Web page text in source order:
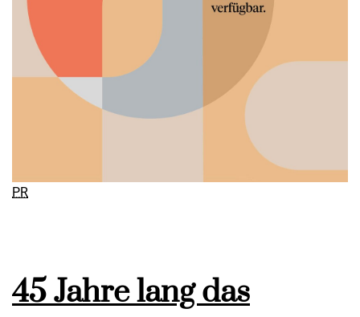
PR
45 Jahre lang das